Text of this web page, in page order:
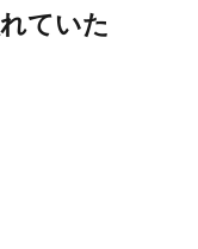
ていた